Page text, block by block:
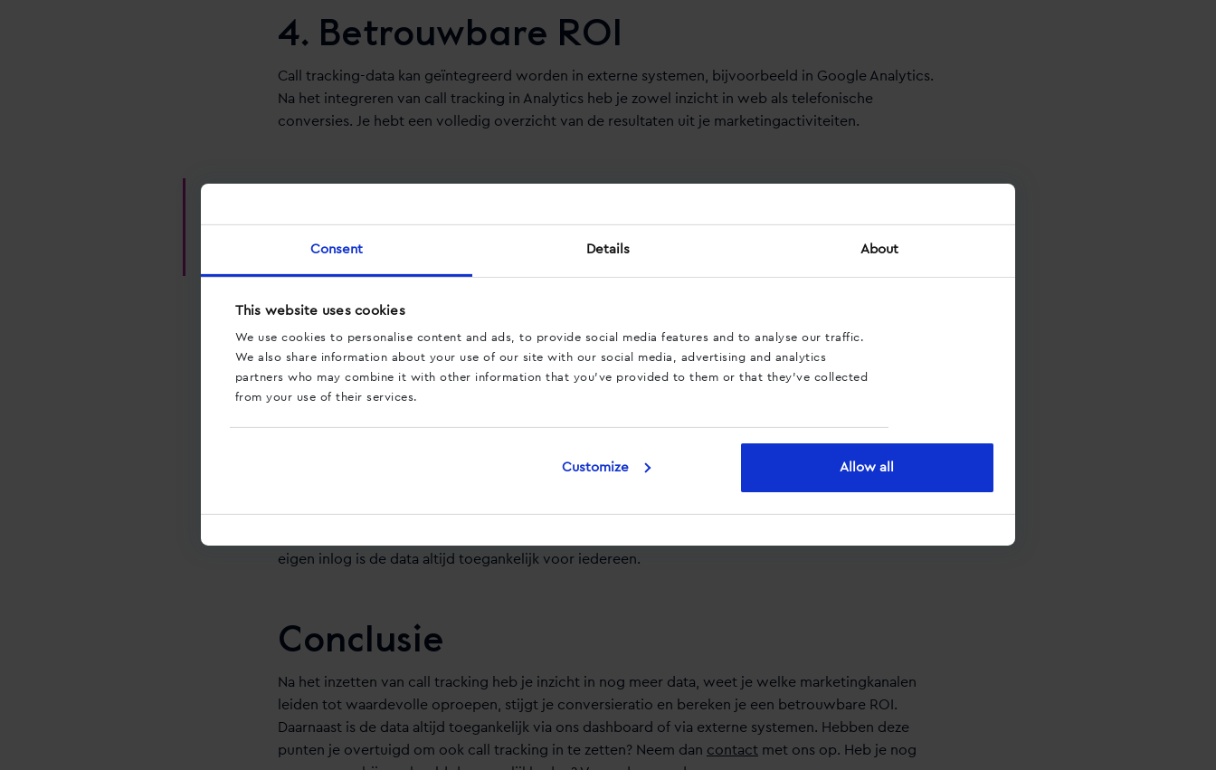
Consent Details About
This website uses cookies
We use cookies to personalise content and ads, to provide social media features and to analyse our traffic.
We also share information about your use of our site with our social media, advertising and analytics
partners who may combine it with other information that you’ve provided to them or that they’ve collected
from your use of their services.
Customize Allow all
4. Betrouwbare ROI
Call tracking-data kan geïntegreerd worden in externe systemen, bijvoorbeeld in Google Analytics.
Na het integreren van call tracking in Analytics heb je zowel inzicht in web als telefonische
conversies. Je hebt een volledig overzicht van de resultaten uit je marketingactiviteiten.
conversieratio stijgen en zal je ROI betrouwbaarder
Met deze data optimaliseer je campagnes op basis van completere data. Wanneer een
marketingkanaal alleen servicevragen oplevert.
Het dashboard van AdCalls is zowel voor marketingbureaus als voor eindklanten beschikbaar. Als
eigen inlog is de data altijd toegankelijk voor iedereen.
Conclusie
Na het inzetten van call tracking heb je inzicht in nog meer data, weet je welke marketingkanalen
leiden tot waardevolle oproepen, stijgt je conversieratio en bereken je een betrouwbare ROI.
Daarnaast is de data altijd toegankelijk via ons dashboard of via externe systemen. Hebben deze
punten je overtuigd om ook call tracking in te zetten? Neem dan contact met ons op. Heb je nog